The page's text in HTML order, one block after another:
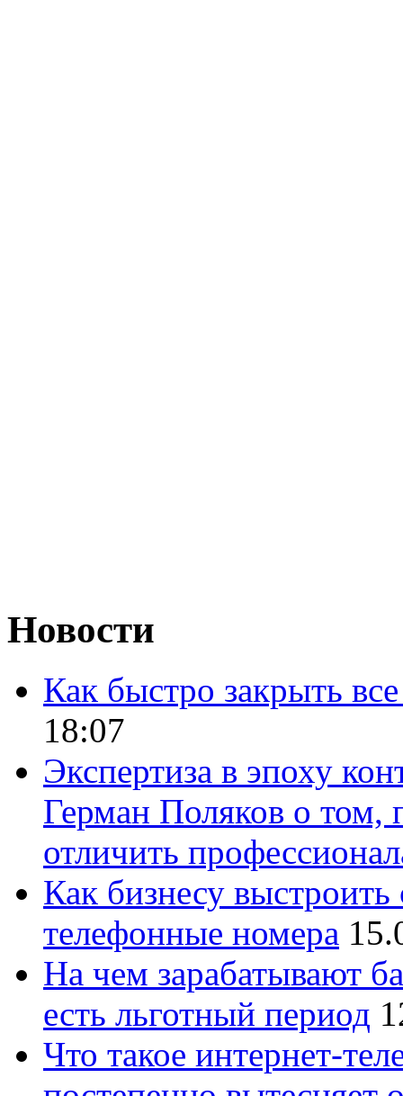
Новости
Как быстро закрыть
18:07
Экспертиза в эпоху
Герман Поляков о том,
отличить
Как бизнесу
телефонные номера
На чем зарабатывают
есть льготный период
Что такое интернет-